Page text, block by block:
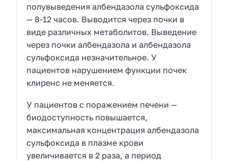
полувыведения албендазола сульфоксида
— 8-12 часов. Выводится через почки в
виде различных метаболитов. Выведение
через почки албендазола и албендазола
сульфоксида незначительное. У
пациентов нарушением функции почек
клиренс не меняется.
У пациентов с поражением печени —
биодоступность повышается,
максимальная концентрация албендазола
сульфоксида в плазме крови
увеличивается в 2 раза, а период